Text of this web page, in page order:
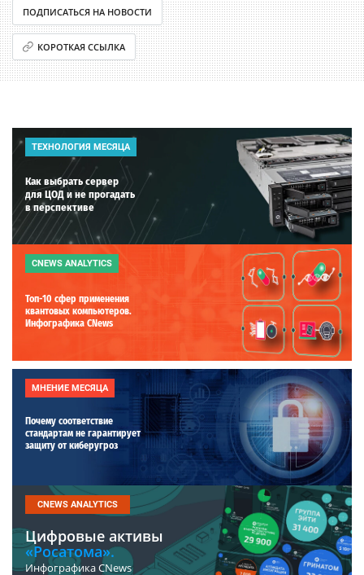
ПОДПИСАТЬСЯ НА НОВОСТИ
КОРОТКАЯ ССЫЛКА
ТЕХНОЛОГИЯ МЕСЯЦА
Как выбрать сервер
для ЦОД и не прогадать
в перспективе
CNEWS ANALYTICS
Топ-10 сфер применения
квантовых компьютеров.
Инфографика CNews
МНЕНИЕ МЕСЯЦА
Почему соответствие
стандартам не гарантирует
защиту от киберугроз
CNEWS ANALYTICS
Цифровые активы
«Росатома».
Инфографика CNews